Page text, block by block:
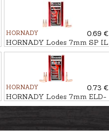
HORNADY
0.69 €
HORNADY Lodes 7mm SP IL
11,3g/175gr
HORNADY
0.73 €
HORNADY Lodes 7mm ELD-
X HUNTING 10,5g/162gr